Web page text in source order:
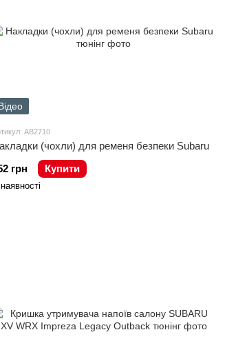
AB2710
(чохли) для ременя безпеки Subaru
грн
Купити